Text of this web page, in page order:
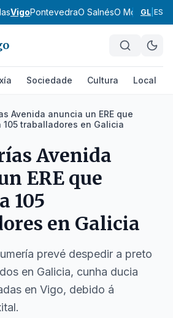
VigoPontevedraO SalnésO MorrazoO
GL ES
Sociedade Cultura Local
Avenida anuncia un ERE que
105 traballadores en Galicia
Avenida
ERE que
105
en Galicia
prevé despedir a preto
en Galicia, cunha ducia
en Vigo, debido á